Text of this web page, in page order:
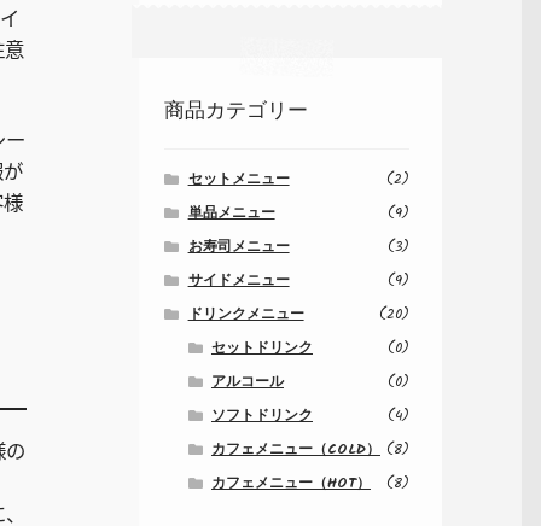
商品カテゴリー
セットメニュー
(2)
単品メニュー
(9)
お寿司メニュー
(3)
サイドメニュー
(9)
ドリンクメニュー
(20)
セットドリンク
(0)
アルコール
(0)
ソフトドリンク
(4)
カフェメニュー（COLD） (8)
カフェメニュー（HOT）
(8)